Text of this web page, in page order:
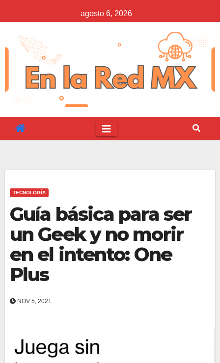
al
contenido
agosto 6, 2026
TECNOLOGÍA
Guía básica para ser
un Geek y no morir
en el intento: One
Plus
NOV 5, 2021